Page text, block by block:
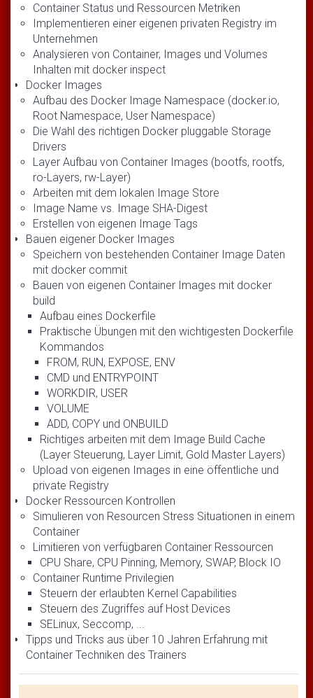
Container Status und Ressourcen Metriken
Implementieren einer eigenen privaten Registry im
Unternehmen
Analysieren von Container, Images und Volumes
Inhalten mit docker inspect
Docker Images
Aufbau des Docker Image Namespace (docker.io,
Root Namespace, User Namespace)
Die Wahl des richtigen Docker pluggable Storage
Drivers
Layer Aufbau von Container Images (bootfs, rootfs,
ro-Layers, rw-Layer)
Arbeiten mit dem lokalen Image Store
Image Name vs. Image SHA-Digest
Erstellen von eigenen Image Tags
Bauen eigener Docker Images
Speichern von bestehenden Container Image Daten
mit docker commit
Bauen von eigenen Container Images mit docker
Aufbau eines Dockerfile
Praktische Übungen mit den wichtigesten Dockerfile
Kommandos
FROM, RUN, EXPOSE, ENV
CMD und ENTRYPOINT
WORKDIR, USER
VOLUME
ADD, COPY und ONBUILD
Richtiges arbeiten mit dem Image Build Cache
(Layer Steuerung, Layer Limit, Gold Master Layers)
Upload von eigenen Images in eine öffentliche und
private Registry
Docker Ressourcen Kontrollen
Simulieren von Resourcen Stress Situationen in einem
Container
Limitieren von verfügbaren Container Ressourcen
CPU Share, CPU Pinning, Memory, SWAP, Block IO
Container Runtime Privilegien
Steuern der erlaubten Kernel Capabilities
Steuern des Zugriffes auf Host Devices
SELinux, Seccomp, ...
Tipps und Tricks aus über 10 Jahren Erfahrung mit
Container Techniken des Trainers